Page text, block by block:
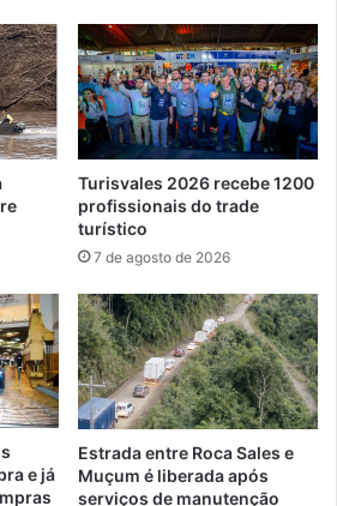
Turisvales 2026 recebe 1200
profissionais do trade
turístico
7 de agosto de 2026
e já
Estrada entre Roca Sales e
Muçum é liberada após
serviços de manutenção